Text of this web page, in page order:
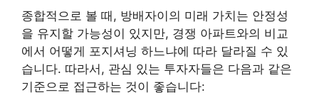
종합적으로 볼 때, 방배자이의 미래 가치는 안정성
을 유지할 가능성이 있지만, 경쟁 아파트와의 비교
에서 어떻게 포지셔닝 하느냐에 따라 달라질 수 있
습니다. 따라서, 관심 있는 투자자들은 다음과 같은
기준으로 접근하는 것이 좋습니다: